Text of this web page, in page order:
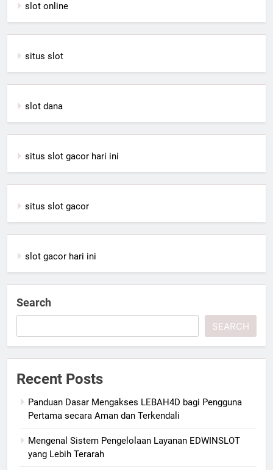
slot online
situs slot
slot dana
situs slot gacor hari ini
situs slot gacor
slot gacor hari ini
Search
SEARCH
Recent Posts
Panduan Dasar Mengakses LEBAH4D bagi Pengguna
Pertama secara Aman dan Terkendali
Mengenal Sistem Pengelolaan Layanan EDWINSLOT
yang Lebih Terarah